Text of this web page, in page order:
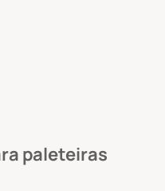
paleteiras